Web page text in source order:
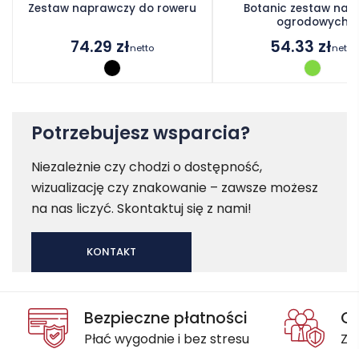
Zestaw naprawczy do roweru
74.29 złnetto
Botanic zestaw
ogrodowych
54.33 złnetto
Potrzebujesz wsparcia?
Niezależnie czy chodzi o dostępność,
wizualizację czy znakowanie – zawsze możesz
na nas liczyć. Skontaktuj się z nami!
KONTAKT
Bezpieczne płatności
Płać wygodnie i bez stresu